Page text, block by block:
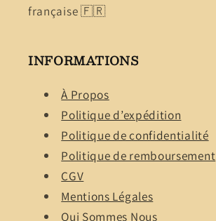
française 🇫🇷
INFORMATIONS
À Propos
Politique d’expédition
Politique de confidentialité
Politique de remboursement
CGV
Mentions Légales
Qui Sommes Nous